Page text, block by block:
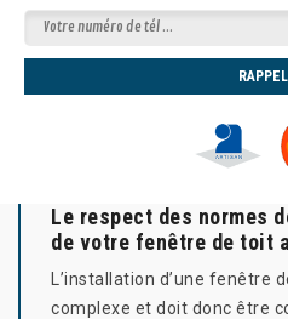
Le respect des normes
de votre fenêtre de toit
L’installation d’une fenêtre
complexe et doit donc être